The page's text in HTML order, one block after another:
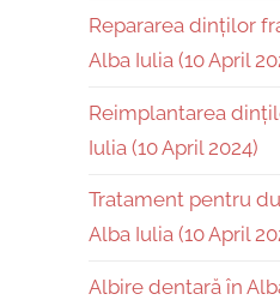
Repararea dinților
Alba Iulia (10 April
Reimplantarea
Iulia (10 April 2024)
Tratament pentru
Alba Iulia (10 April
Albire dentară în